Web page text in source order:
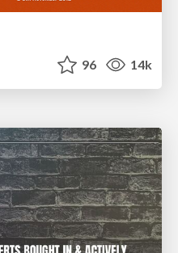
96 14k